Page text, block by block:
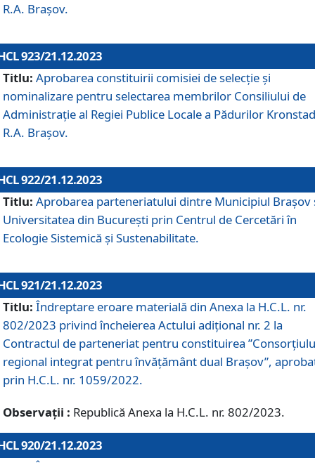
R.A. Brașov.
923/21.12.2023
Titlu: Aprobarea constituirii comisiei de selecție și
nominalizare pentru selectarea membrilor Consiliului de
Administrație al Regiei Publice Locale a Pădurilor
R.A. Brașov.
922/21.12.2023
Titlu: Aprobarea parteneriatului dintre Municipiul Brașov
Universitatea din București prin Centrul de Cercetări în
Ecologie Sistemică și Sustenabilitate.
921/21.12.2023
Titlu: Îndreptare eroare materială din Anexa la H.C.L. nr.
802/2023 privind încheierea Actului adițional nr. 2 la
Contractul de parteneriat pentru constituirea
regional integrat pentru învățământ dual Brașov”,
prin H.C.L. nr. 1059/2022.
Observații : Republică Anexa la H.C.L. nr. 802/2023.
920/21.12.2023